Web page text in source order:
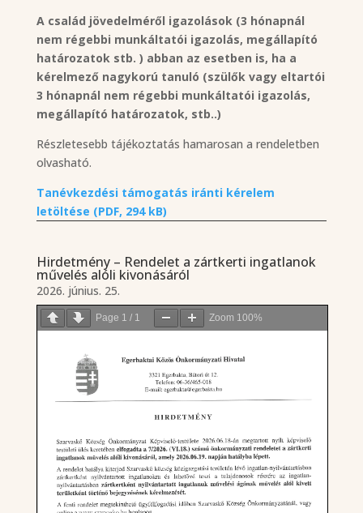
A család jövedelméről igazolások (3 hónapnál
nem régebbi munkáltatói igazolás, megállapító
határozatok stb. ) abban az esetben is, ha a
kérelmező nagykorú tanuló (szülők vagy eltartói
3 hónapnál nem régebbi munkáltatói igazolás,
megállapító határozatok, stb..)
Részletesebb tájékoztatás hamarosan a rendeletben
olvasható.
Tanévkezdési támogatás iránti kérelem
letöltése (PDF, 294 kB)
Hirdetmény – Rendelet a zártkerti ingatlanok
művelés alóli kivonásáról
2026. június. 25.
Page 1 / 1 Zoom 100%